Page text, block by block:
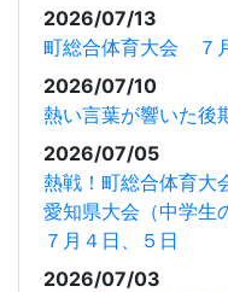
2026/07/13
町総合体育大会 ７
2026/07/10
熱い言葉が響いた
2026/07/05
熱戦！町総合体育大
愛知県大会（中学
７月４日、５日
2026/07/03